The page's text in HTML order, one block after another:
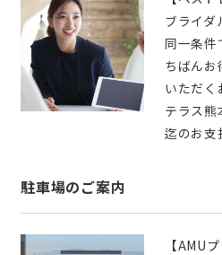
ブライダ
同一条件
ちばんお
いただ
テラス熊
迄のお支
駐車場のご案内
【AMU